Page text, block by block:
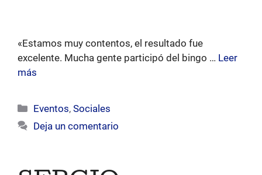
«Estamos muy contentos, el resultado fue
excelente. Mucha gente participó del bingo … Leer
más
Categorías
Eventos,Sociales
Deja un comentario